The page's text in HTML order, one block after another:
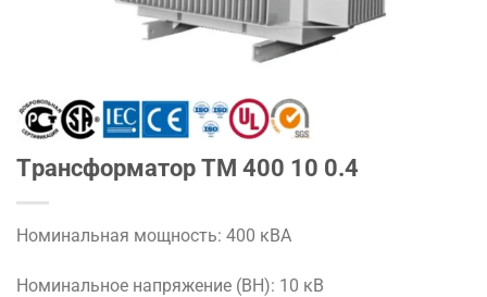
Tрансформатор TM 400 10 0.4
Номинальная мощность: 400 кВА
Номинальное напряжение (ВН): 10 кВ